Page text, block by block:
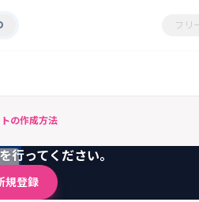
の作成方法
行ってください。
規登録